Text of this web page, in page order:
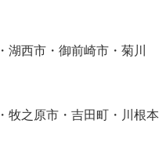
湖西市・御前崎市・菊川
牧之原市・吉田町・川根本